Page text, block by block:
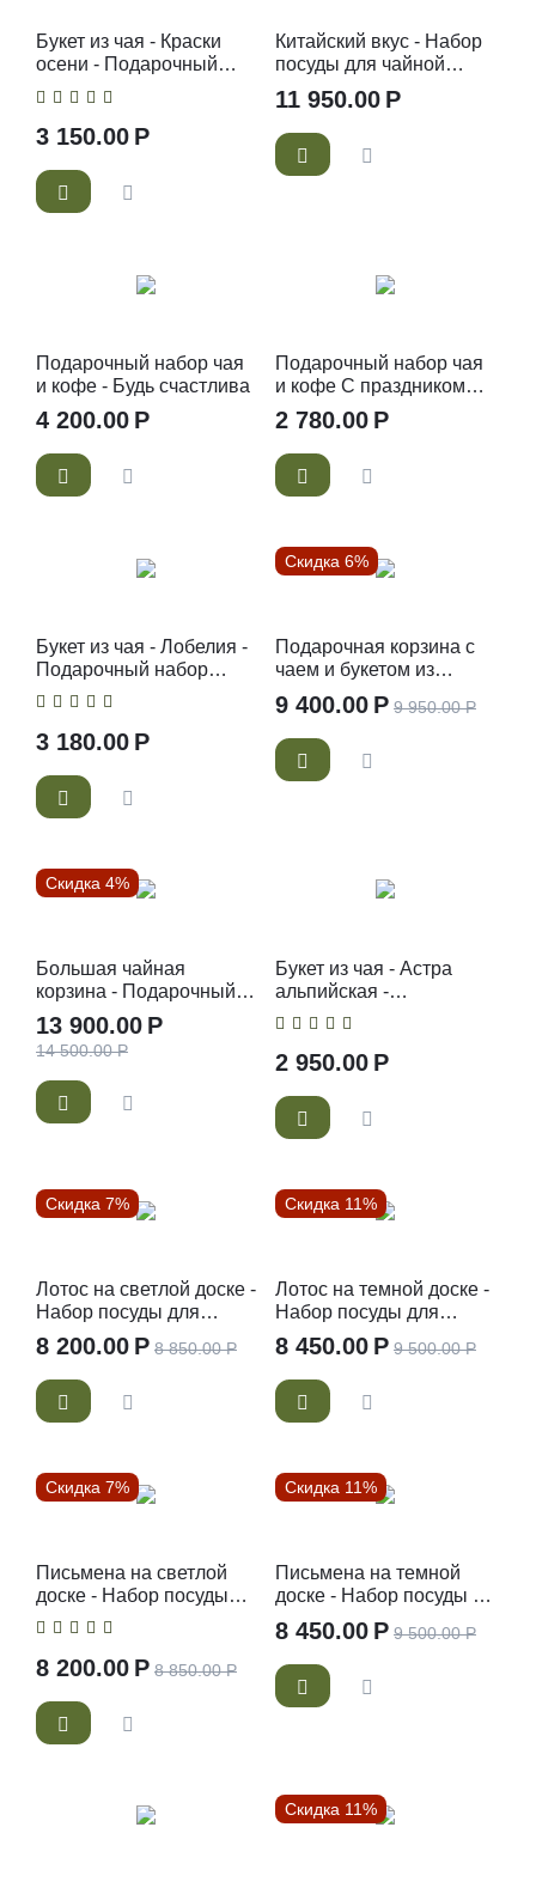
Букет из чая - Краски
осени - Подарочный
набор чайный букет
3 150.00 Р
Китайский вкус - Набор
посуды для чайной
церемонии
11 950.00 Р
Подарочный набор чая
и кофе - Будь счастлива
4 200.00 Р
Подарочный набор чая
и кофе С праздником
весны
2 780.00 Р
Букет из чая - Лобелия -
Подарочный набор
чайный букет
3 180.00 Р
Скидка 6%
Подарочная корзина с
чаем и букетом из
сухоцветов Цвети от
счастья - Подарочный
набор с чаем
9 400.00 Р 9 950.00 Р
Скидка 4%
Большая чайная
корзина - Подарочный
набор с чаем и
сладостями
13 900.00 Р
14 500.00 Р
Букет из чая - Астра
альпийская -
Подарочный набор
2 950.00 Р
Скидка 7%
Лотос на светлой доске -
Набор посуды для
чайной церемонии
8 200.00 Р 8 850.00 Р
Скидка 11%
Лотос на темной доске -
Набор посуды для
чайной церемонии
8 450.00 Р 9 500.00 Р
Скидка 7%
Письмена на светлой
доске - Набор посуды
для чайной церемонии
8 200.00 Р 8 850.00 Р
Скидка 11%
Письмена на темной
доске - Набор посуды и
чая для чайной
церемонии
8 450.00 Р 9 500.00 Р
Скидка 11%